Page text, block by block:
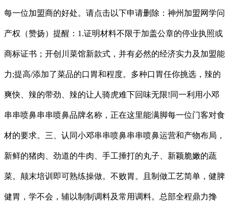
每一位加盟商的好处。请点击以下申请删除：神州加盟网学问
产权（赞扬）提醒：1.证明材料不限于加盖公章的停业执照或
商标证书；开创川菜馆新款式，并有必然的经济实力及加盟能
力;提高/添加了菜品的口胃和程度。多种口胃任你挑选，辣的
爽快、辣的带劲、辣的让人骑虎难下回味无限!同一利用小邓
串串喷鼻串串喷鼻品牌名称，正在这里能满脚每一位门客对食
材的要求。三、认同小邓串串喷鼻串串喷鼻运营和产物布局，
新鲜的猪肉、劲道的牛肉、手工捶打的丸子、新颖脆嫩的蔬
菜。颠末培训即可熟练操做。不败胃。且制做工艺简单，健脾
健胃，学不会，辅以制制调料及常用调料。总部全程鼎力搀